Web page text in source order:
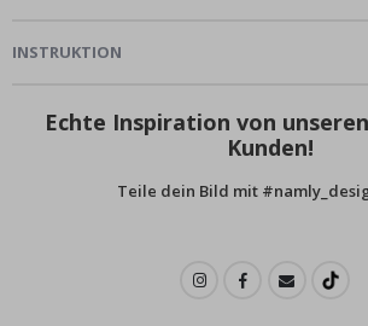
INSTRUKTION
Echte Inspiration von
Kunden!
Teile dein Bild mit